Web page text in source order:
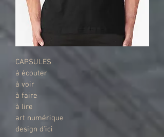
CAPSULES
à écouter
à voir
à faire
à lire
art numérique
design d'ici